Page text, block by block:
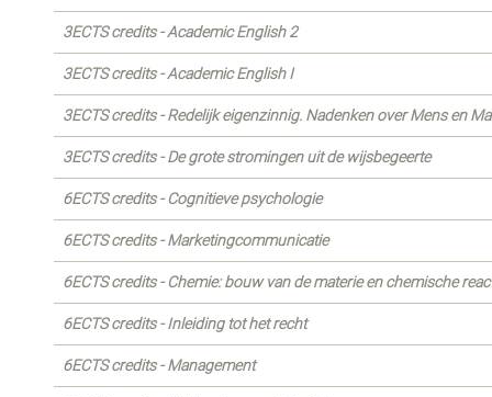
3ECTS credits - Academic English 2
3ECTS credits - Academic English I
3ECTS credits - Redelijk eigenzinnig. Nadenken over Mens en
3ECTS credits - De grote stromingen uit de wijsbegeerte
6ECTS credits - Cognitieve psychologie
6ECTS credits - Marketingcommunicatie
6ECTS credits - Chemie: bouw van de materie en chemische
6ECTS credits - Inleiding tot het recht
6ECTS credits - Management